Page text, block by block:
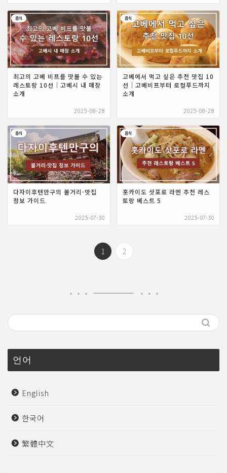
음식
최고의 고베 비프를 맛볼 수 있는
레스토랑 10선｜고베시 내 매장
소개
2025-08-28
음식
고베에서 먹고 싶은 추천 맛집 10
선｜고베비프부터 로컬푸드까지
소개
2025-08-28
음식
다자이후텐만구의 볼거리·맛집
정보 가이드
2025-07-30
음식
홋카이도 삿포로 라멘 추천 레스
토랑 베스트 5
2025-07-30
1 2
언어
English
한국어
繁體中文